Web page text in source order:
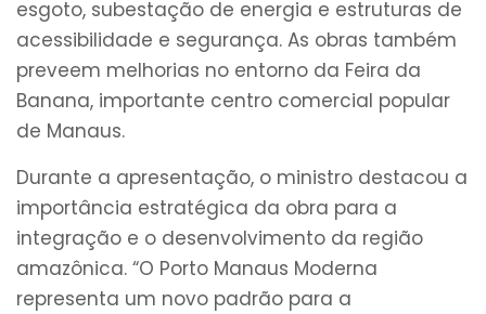
esgoto, subestação de energia e estruturas de
acessibilidade e segurança. As obras também
preveem melhorias no entorno da Feira da
Banana, importante centro comercial popular
de Manaus.
Durante a apresentação, o ministro destacou a
importância estratégica da obra para a
integração e o desenvolvimento da região
amazônica. “O Porto Manaus Moderna
representa um novo padrão para a